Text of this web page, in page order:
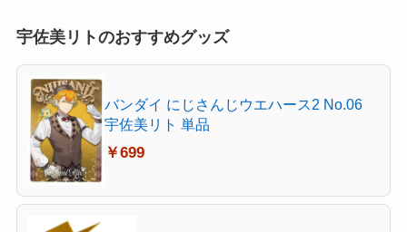
宇佐美リトのおすすめグッズ
バンダイ にじさんじウエハース2 No.06
宇佐美リト 単品
￥699